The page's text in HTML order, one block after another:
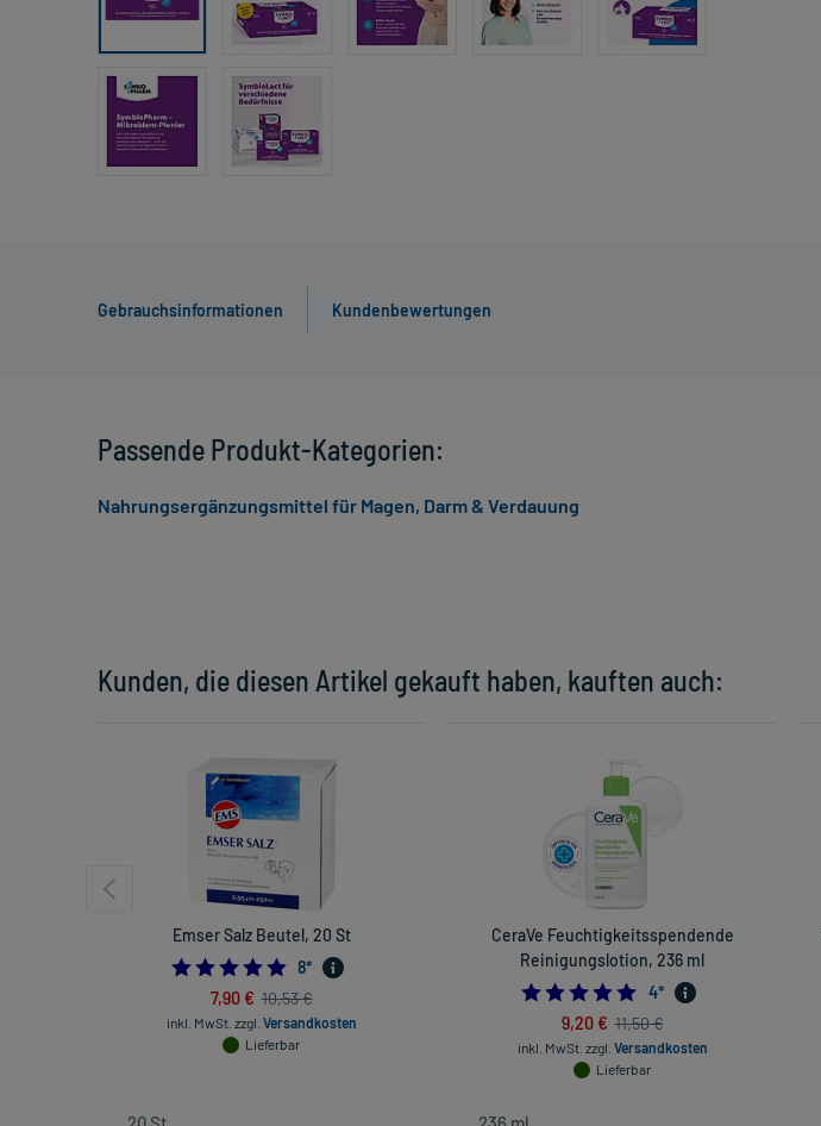
Gebrauchsinformationen Kundenbewertungen
Kunden, die diesen Artikel gekauft haben, kauften auch:
Emser Salz Beutel, 20 St
5.0
8*
7,90 € 10,53 €
inkl. MwSt. zzgl. Versandkosten
Lieferbar
CeraVe Feuchtigkeitsspendende
Reinigungslotion, 236 ml
5.0
4*
9,20 € 11,50 €
inkl. MwSt. zzgl. Versandkosten
Lieferbar
Passende Produkt-Kategorien:
Nahrungsergänzungsmittel für Magen, Darm & Verdauung